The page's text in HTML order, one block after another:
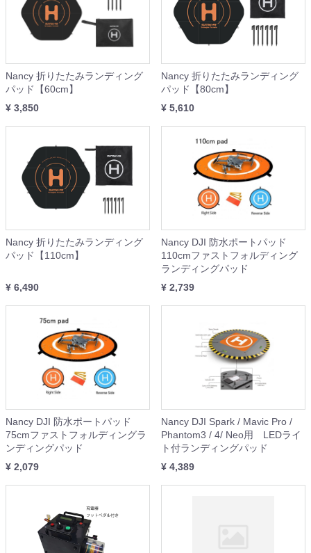
Nancy 折りたたみランディング
パッド【60cm】
¥ 3,850
Nancy 折りたたみランディング
パッド【80cm】
¥ 5,610
Nancy 折りたたみランディング
パッド【110cm】
¥ 6,490
Nancy DJI 防水ポートパッド
110cmファストフォルディング
ランディングパッド
¥ 2,739
Nancy DJI 防水ポートパッド
75cmファストフォルディングラ
ンディングパッド
¥ 2,079
Nancy DJI Spark / Mavic Pro /
Phantom3 / 4/ Neo用 LEDライ
ト付ランディングパッド
¥ 4,389